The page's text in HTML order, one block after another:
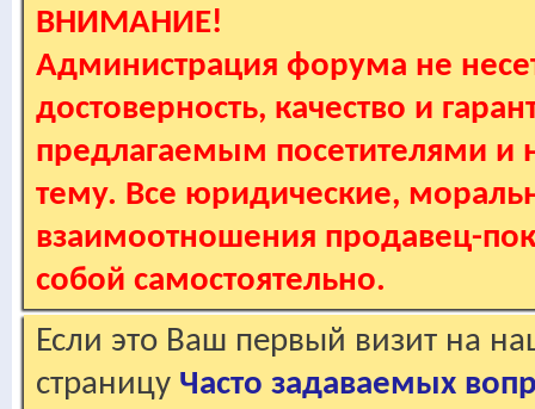
ВНИМАНИЕ!
Администрация форума не
достоверность, качество и
предлагаемым посетителями и
тему. Все юридические,
взаимоотношения продавец-
собой самостоятельно.
Если это Ваш первый визит на
страницу Часто задаваемых